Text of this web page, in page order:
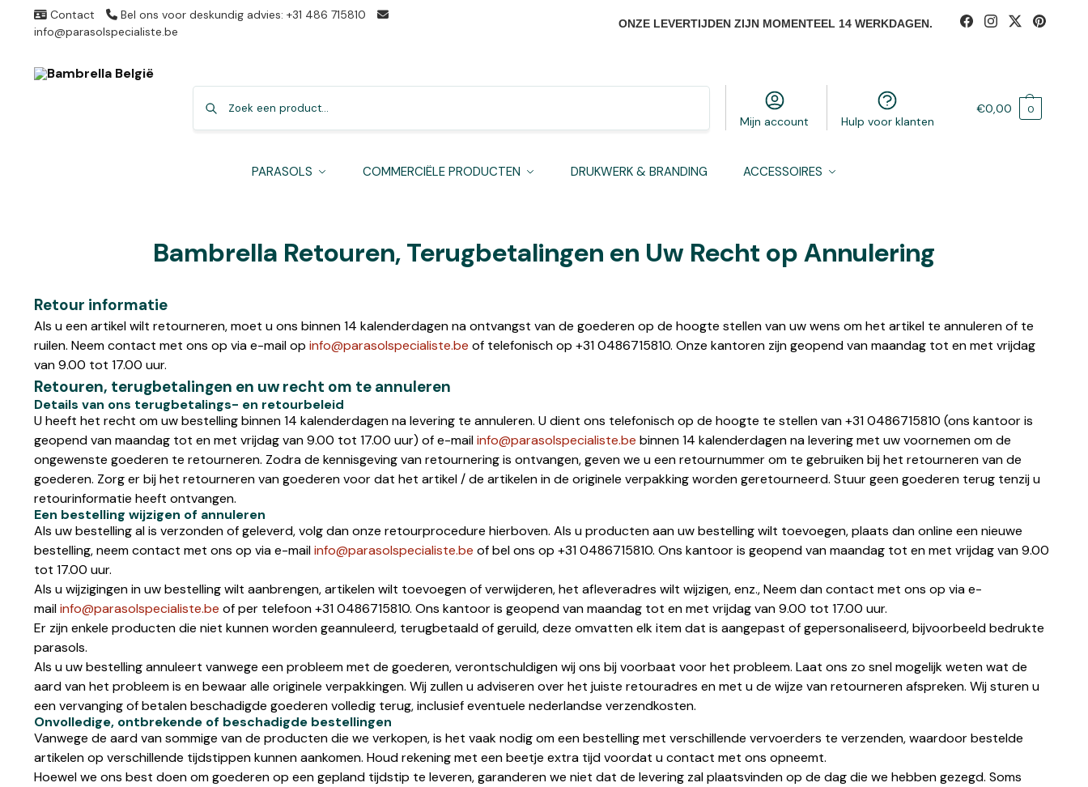
Contact
Bel ons voor deskundig advies: +31 486 715810
info@parasolspecialiste.be
ONZE LEVERTIJDEN ZIJN MOMENTEEL 14 WERKDAGEN.
Mijn account Hulp voor klanten
€0,00 0
PARASOLS COMMERCIËLE PRODUCTEN DRUKWERK & BRANDING ACCESSOIRES
Bambrella Retouren, Terugbetalingen en Uw Recht op Annulering
Retour informatie
Als u een artikel wilt retourneren, moet u ons binnen 14 kalenderdagen na ontvangst van de goederen op de hoogte stellen van uw wens om het artikel te annuleren of te
ruilen. Neem contact met ons op via e-mail op info@parasolspecialiste.be of telefonisch op +31 0486715810. Onze kantoren zijn geopend van maandag tot en met vrijdag
van 9.00 tot 17.00 uur.
Retouren, terugbetalingen en uw recht om te annuleren
Details van ons terugbetalings- en retourbeleid
U heeft het recht om uw bestelling binnen 14 kalenderdagen na levering te annuleren. U dient ons telefonisch op de hoogte te stellen van +31 0486715810 (ons kantoor is
geopend van maandag tot en met vrijdag van 9.00 tot 17.00 uur) of e-mailinfo@parasolspecialiste.be binnen 14 kalenderdagen na levering met uw voornemen om de
ongewenste goederen te retourneren. Zodra de kennisgeving van retournering is ontvangen, geven we u een retournummer om te gebruiken bij het retourneren van de
goederen. Zorg er bij het retourneren van goederen voor dat het artikel / de artikelen in de originele verpakking worden geretourneerd. Stuur geen goederen terug tenzij u
retourinformatie heeft ontvangen.
Een bestelling wijzigen of annuleren
Als uw bestelling al is verzonden of geleverd, volg dan onze retourprocedure hierboven. Als u producten aan uw bestelling wilt toevoegen, plaats dan online een nieuwe
bestelling, neem contact met ons op via e-mailinfo@parasolspecialiste.be of bel ons op +31 0486715810. Ons kantoor is geopend van maandag tot en met vrijdag van 9.00
tot 17.00 uur.
Als u wijzigingen in uw bestelling wilt aanbrengen, artikelen wilt toevoegen of verwijderen, het afleveradres wilt wijzigen, enz., Neem dan contact met ons op via e-
mailinfo@parasolspecialiste.be of per telefoon +31 0486715810. Ons kantoor is geopend van maandag tot en met vrijdag van 9.00 tot 17.00 uur.
Er zijn enkele producten die niet kunnen worden geannuleerd, terugbetaald of geruild, deze omvatten elk item dat is aangepast of gepersonaliseerd, bijvoorbeeld bedrukte
parasols.
Als u uw bestelling annuleert vanwege een probleem met de goederen, verontschuldigen wij ons bij voorbaat voor het probleem. Laat ons zo snel mogelijk weten wat de
aard van het probleem is en bewaar alle originele verpakkingen. Wij zullen u adviseren over het juiste retouradres en met u de wijze van retourneren afspreken. Wij sturen u
een vervanging of betalen beschadigde goederen volledig terug, inclusief eventuele nederlandse verzendkosten.
Onvolledige, ontbrekende of beschadigde bestellingen
Vanwege de aard van sommige van de producten die we verkopen, is het vaak nodig om een bestelling met verschillende vervoerders te verzenden, waardoor bestelde
artikelen op verschillende tijdstippen kunnen aankomen. Houd rekening met een beetje extra tijd voordat u contact met ons opneemt.
Hoewel we ons best doen om goederen op een gepland tijdstip te leveren, garanderen we niet dat de levering zal plaatsvinden op de dag die we hebben gezegd. Soms